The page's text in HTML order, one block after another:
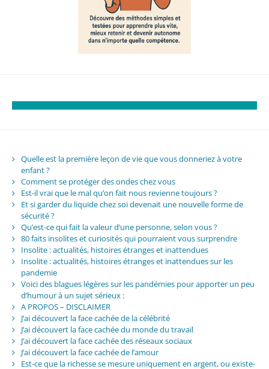
Quelle est la première leçon de vie que vous donneriez à votre
enfant ?
Comment se protéger des ondes chez vous
Est-il vrai que le mal qu’on fait nous revienne toujours ?
Et si garder du liquide chez soi devenait une nouvelle forme de
sécurité ?
Qu’est-ce qui fait la valeur d’une personne, selon vous ?
80 faits insolites et curiosités qui pourraient vous surprendre
Insolite : actualités, histoires étranges et inattendues
Insolite : actualités, histoires étranges et inattendues sur les
pandemie
Voici des blagues légères sur les pandémies pour apporter un peu
d’humour à un sujet sérieux :
A PROPOS – DISCLAIMER
J’ai découvert la face cachée de la célébrité
J’ai découvert la face cachée du monde du travail
J’ai découvert la face cachée des réseaux sociaux
J’ai découvert la face cachée de l’amour
Est-ce que la richesse se mesure uniquement en argent, ou existe-